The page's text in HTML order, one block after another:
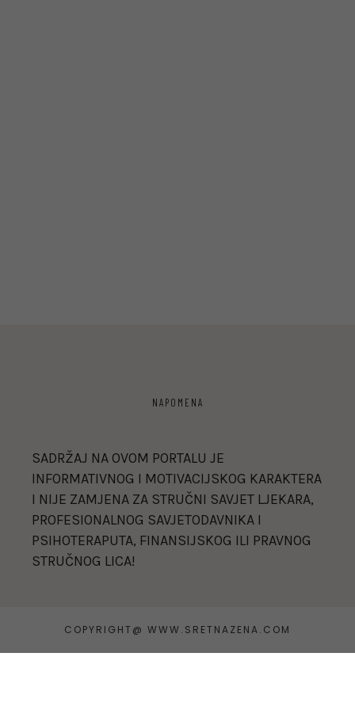
NAPOMENA
SADRŽAJ NA OVOM PORTALU JE
INFORMATIVNOG I MOTIVACIJSKOG KARAKTERA
I NIJE ZAMJENA ZA STRUČNI SAVJET LJEKARA,
PROFESIONALNOG SAVJETODAVNIKA I
PSIHOTERAPUTA, FINANSIJSKOG ILI PRAVNOG
STRUČNOG LICA!
COPYRIGHT@ WWW.SRETNAZENA.COM